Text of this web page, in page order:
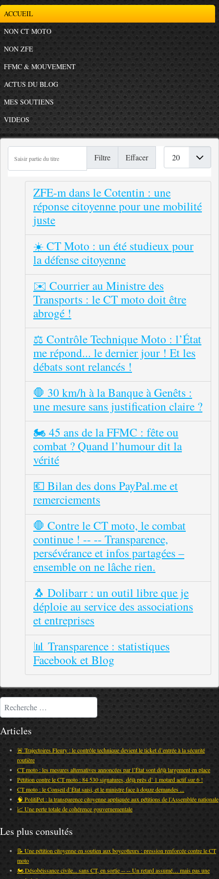
ACCUEIL
NON CT MOTO
NON ZFE
FFMC & MOUVEMENT
ACTUS DU BLOG
MES SOUTIENS
VIDEOS
Filtre Effacer
ZFE-m dans le Cotentin : une
réponse citoyenne pour une mobilité
juste
☀️ CT Moto : un été studieux pour
la défense citoyenne
✉️ Courrier au Ministre des
Transports : le CT moto doit être
abrogé !
⚖️ Contrôle Technique Moto : l’État
me répond... le dernier jour ! Et les
débats sont relancés !
🛑 30 km/h à la Banque à Genêts :
une mesure sans justification claire ?
🏍️ 45 ans de la FFMC : fête ou
combat ? Quand l’humour dit la
vérité
💶 Bilan des dons PayPal.me et
remerciements
🛑 Contre le CT moto, le combat
continue ! -- -- Transparence,
persévérance et infos partagées –
ensemble on ne lâche rien.
🐧 Dolibarr : un outil libre que je
déploie au service des associations
et entreprises
📊 Transparence : statistiques
Facebook et Blog
Rechercher
Articles
🚨 Trajectoires Fleury : le contrôle technique devient le ticket d’entrée à la sécurité
routière
CT moto : les mesures alternatives annoncées par l’État sont déjà largement en place
Pétition contre le CT moto : 84 530 signatures, déjà près d’ 1 motard actif sur 6 !
CT moto : le Conseil d’État saisi, et le ministre face à douze demandes ...
🧠 PolitiPet : la transparence citoyenne appliquée aux pétitions de l’Assemblée nationale
📈 Une perte totale de cohérence gouvernementale
Les plus consultés
📝 Une pétition citoyenne en soutien aux boycotteurs : pression renforcée contre le CT
moto
🏍️ Désobéissance civile... sans CT, en sortie -- -- Un retard assumé… mais pas une